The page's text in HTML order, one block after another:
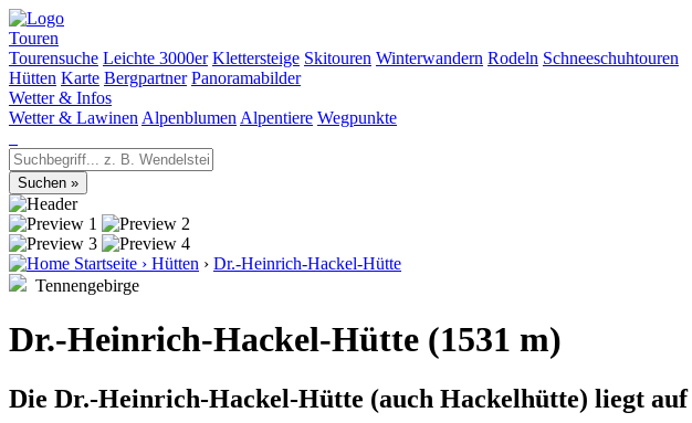
Touren
Tourensuche Leichte 3000er Klettersteige Skitouren Winterwandern Rodeln Schneeschuhtouren
Hütten Karte Bergpartner Panoramabilder
Wetter & Infos
Wetter & Lawinen Alpenblumen Alpentiere Wegpunkte
Startseite › Hütten › Dr.-Heinrich-Hackel-Hütte
Tennengebirge
Dr.-Heinrich-Hackel-Hütte (1531 m)
Die Dr.-Heinrich-Hackel-Hütte (auch Hackelhütte) liegt auf